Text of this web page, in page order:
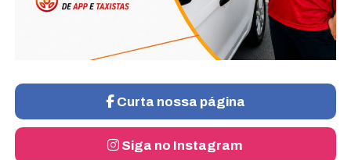
Curta nossa página
Siga no Instagram